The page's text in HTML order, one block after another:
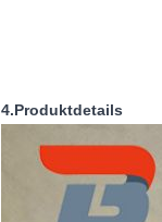
4.Produktdetails